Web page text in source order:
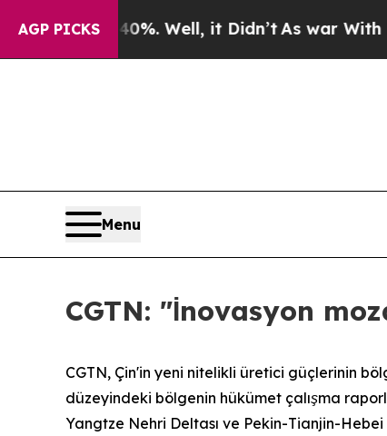
AGP PICKS
40%. Well, it Didn’tAs war With Iran
Menu
CGTN: "İnovasyon
CGTN, Çin'in yeni nitelikli üretici güçlerinin
düzeyindeki bölgenin hükümet çalışma
Yangtze Nehri Deltası ve Pekin-Tianjin-